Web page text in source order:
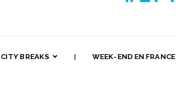
CITY BREAKS WEEK-END EN FRANCE